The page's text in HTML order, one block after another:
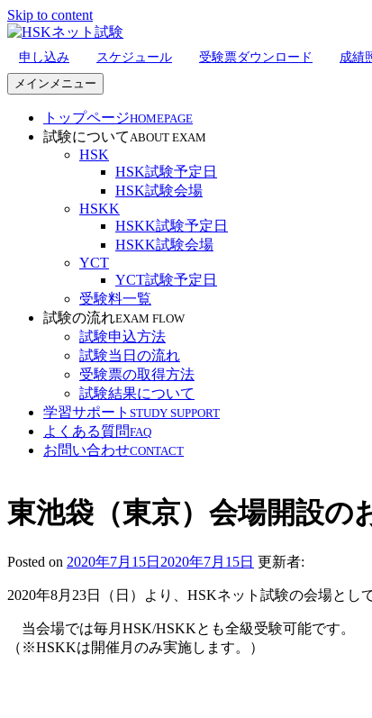
Skip to content
HSKネット試験
申し込み スケジュール 受験票ダウンロード
成績
メインメニュー
トップページHOMEPAGE
試験についてABOUT EXAM
HSK
HSK試験予定日
HSK試験会場
HSKK
HSKK試験予定日
HSKK試験会場
YCT
YCT試験予定日
受験料一覧
試験の流れEXAM FLOW
試験申込方法
試験当日の流れ
受験票の取得方法
試験結果について
学習サポート STUDY SUPPORT
よくある質問FAQ
お問い合わせCONTACT
東池袋（東京）会場開設の
Posted on 2020年7月15日 2020年7月15日 更新者:
2020年8月23日（日）より、HSKネット試験の会場とし
当会場では毎月HSK/HSKKとも全級受験可能です。
（※HSKKは開催月のみ実施します。）